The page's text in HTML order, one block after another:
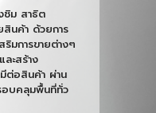
ชิม สาธิต
สินค้า ด้วยการ
ริมการขายต่างๆ
ะสร้าง
ต่อสินค้า ผ่าน
บคลุมพื้นที่ทั่ว